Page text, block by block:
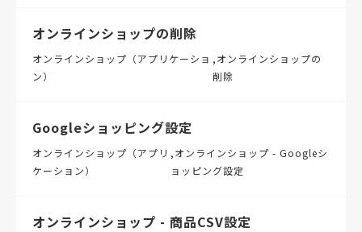
オンラインショップの削除
オンラインショップ（アプリケーショ
ン）
オンラインショップの
削除
Googleショッピング設定
オンラインショップ（アプリ
ケーション）
オンラインショップ - Googleシ
ョッピング設定
オンラインショップ - 商品CSV設定